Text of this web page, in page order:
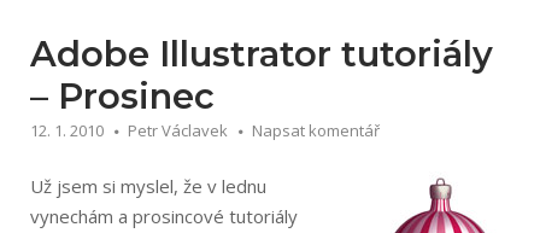
Adobe Illustrator tutoriály
– Prosinec
12. 1. 2010 Petr Václavek Napsat komentář
Už jsem si myslel, že v lednu
vynechám a prosincové tutoriály